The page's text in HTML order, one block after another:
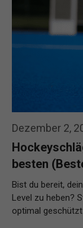
Dezember 2,
besten
Bist du bereit,
Level zu heben?
optimal